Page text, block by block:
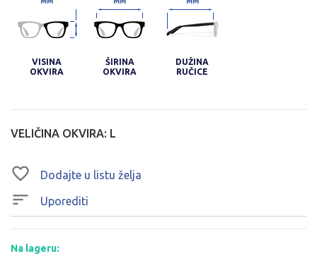
VISINA
OKVIRA
ŠIRINA
OKVIRA
DUŽINA
RUČICE
VELIČINA OKVIRA: L
Dodajte u listu želja
Uporediti
Na lageru: